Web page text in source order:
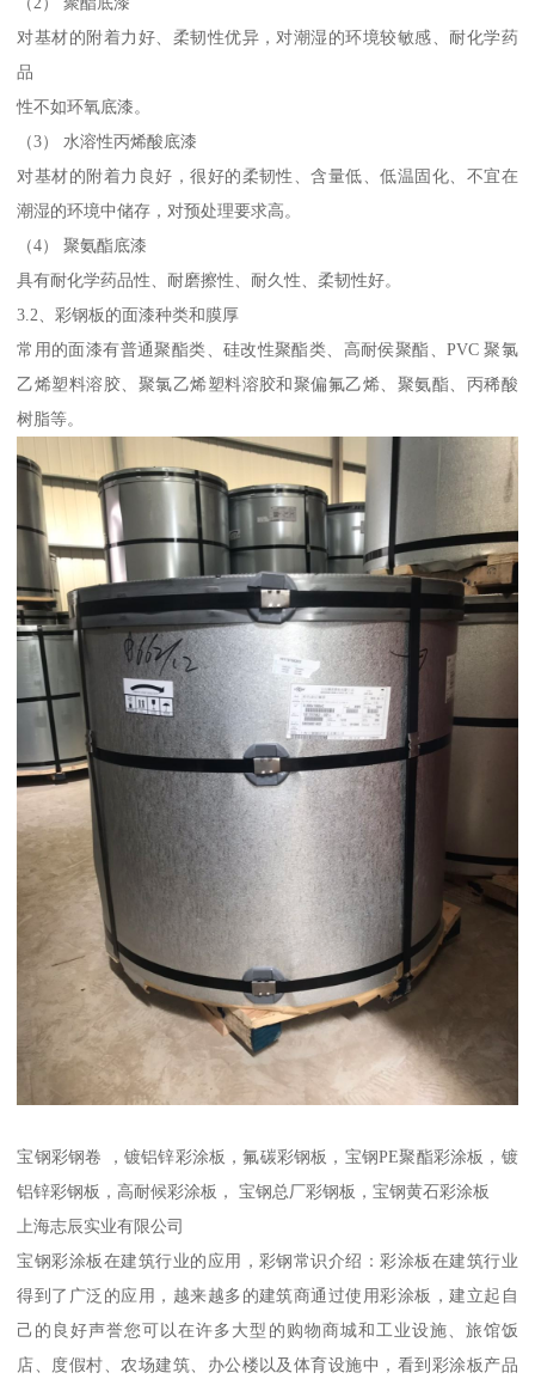
对基材的附着力好、柔韧性优异，对潮湿的环境较敏感、耐化学药
品
性不如环氧底漆。
（3） 水溶性丙烯酸底漆
对基材的附着力良好，很好的柔韧性、含量低、低温固化、不宜在
潮湿的环境中储存，对预处理要求高。
（4） 聚氨酯底漆
具有耐化学药品性、耐磨擦性、耐久性、柔韧性好。
3.2、彩钢板的面漆种类和膜厚
常用的面漆有普通聚酯类、硅改性聚酯类、高耐侯聚酯、PVC 聚氯
乙烯塑料溶胶、聚氯乙烯塑料溶胶和聚偏氟乙烯、聚氨酯、丙稀酸
树脂等。
宝钢彩钢卷 ，镀铝锌彩涂板，氟碳彩钢板，宝钢PE聚酯彩涂板，镀
铝锌彩钢板，高耐候彩涂板， 宝钢总厂彩钢板，宝钢黄石彩涂板
上海志辰实业有限公司
宝钢彩涂板在建筑行业的应用，彩钢常识介绍：彩涂板在建筑行业
得到了广泛的应用，越来越多的建筑商通过使用彩涂板，建立起自
己的良好声誉您可以在许多大型的购物商城和工业设施、旅馆饭
店、度假村、农场建筑、办公楼以及体育设施中，看到彩涂板产品